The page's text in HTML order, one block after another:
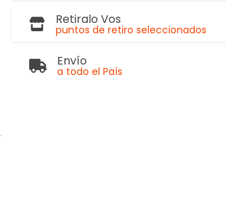
Retiralo Vos
puntos de retiro seleccionados
Envío
a todo el País